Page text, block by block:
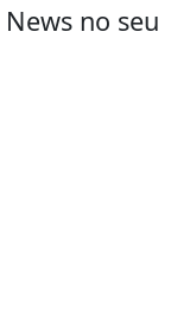
no seu